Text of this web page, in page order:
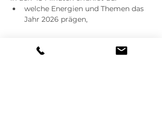
welche Energien und Themen das
Jahr 2026 prägen,
Weitere Infos >